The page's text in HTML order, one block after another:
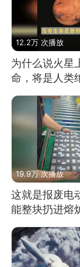
12.2万 次播放
为什么说火星
命，将是人类
始？
19.9万 次播放
这就是报废电
能整块扔进熔